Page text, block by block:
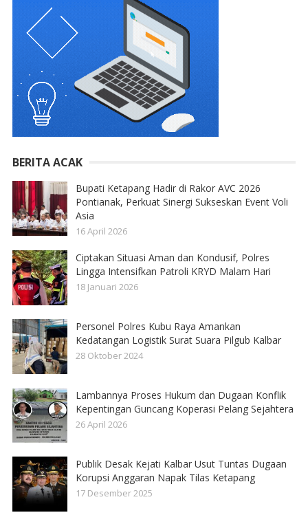
BERITA ACAK
Bupati Ketapang Hadir di Rakor AVC 2026
Pontianak, Perkuat Sinergi Sukseskan Event Voli
Asia
16 April 2026
Ciptakan Situasi Aman dan Kondusif, Polres
Lingga Intensifkan Patroli KRYD Malam Hari
18 Januari 2026
Personel Polres Kubu Raya Amankan
Kedatangan Logistik Surat Suara Pilgub Kalbar
28 Oktober 2024
Lambannya Proses Hukum dan Dugaan Konflik
Kepentingan Guncang Koperasi Pelang Sejahtera
26 April 2026
Publik Desak Kejati Kalbar Usut Tuntas Dugaan
Korupsi Anggaran Napak Tilas Ketapang
17 Desember 2025